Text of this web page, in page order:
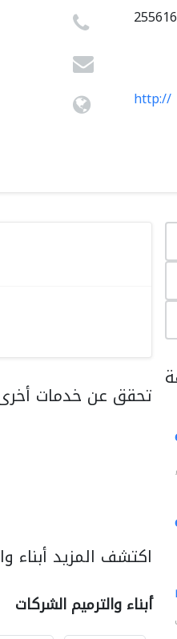
http://
تحقق عن خدمات
اكتشف المزيد أبناء
أبناء والترميم الشركات